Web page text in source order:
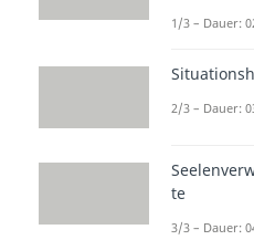
bringen die
eigenen
der Familie
Medien mit.
Der Lehrer
dabei nicht
neuen
Input
1/3 – Dauer:
2/3 – Dauer:
te
3/3 – Dauer: